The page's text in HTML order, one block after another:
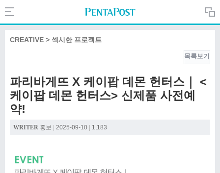
COMPANY
CULTURE
Search
PentaPost.net
CREATIVE > 섹시한 프로젝트
목록보기
파리바게뜨 X 케이팝 데몬 헌터스｜ <
케이팝 데몬 헌터스> 신제품 사전예
약!
WRITER 홍보 2025-09-10 1,183